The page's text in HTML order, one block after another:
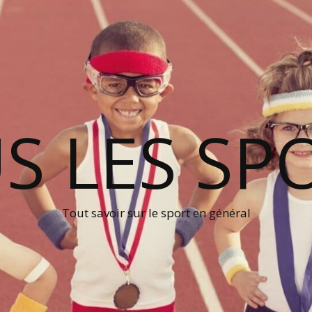
LES
Tout savoir sur le sport en général